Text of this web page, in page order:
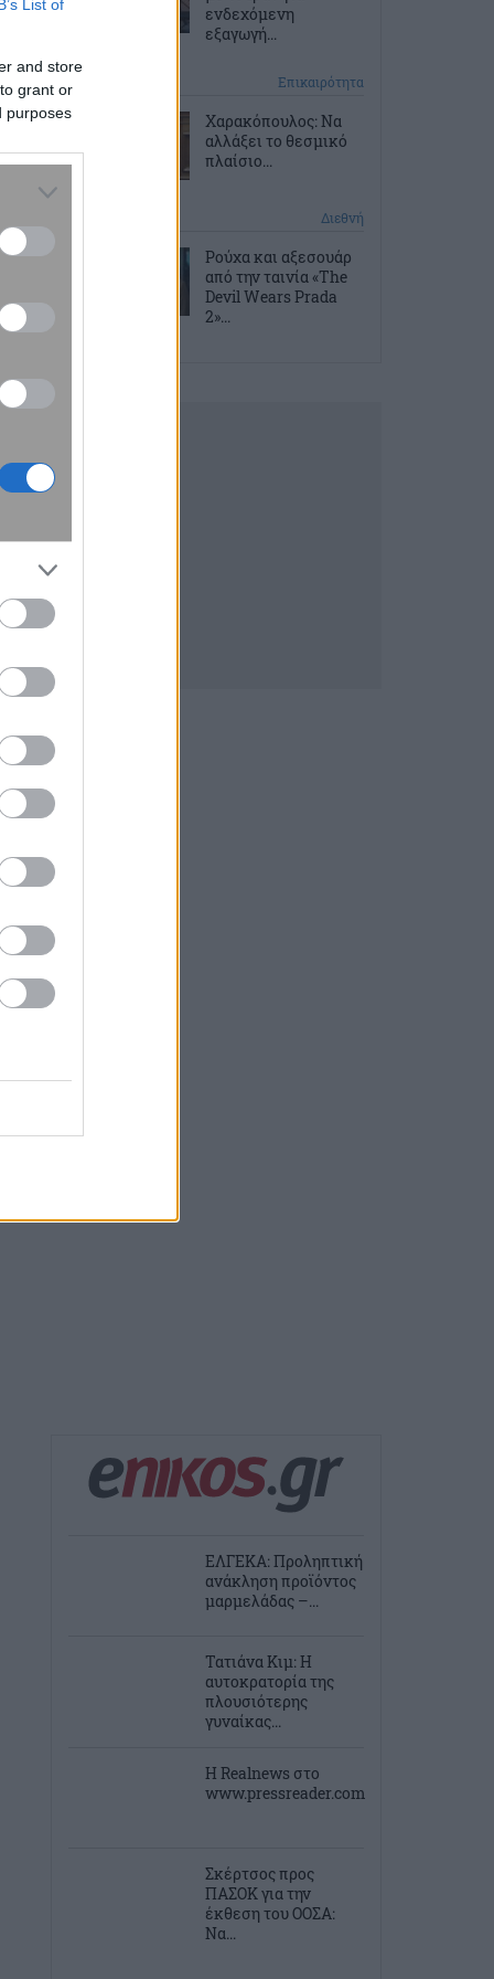
List of
and store
grant or
purposes
ενδεχόμενη
εξαγωγή...
Επικαιρότητα
Χαρακόπουλος: Να
αλλάξει το θεσμικό
πλαίσιο...
Διεθνή
Ρούχα και αξεσουάρ
από την ταινία «The
Devil Wears Prada
2»...
ΕΛΓΕΚΑ: Προληπτική
ανάκληση προϊόντος
μαρμελάδας –...
Τατιάνα Κιμ: Η
αυτοκρατορία της
πλουσιότερης
γυναίκας...
Η Realnews στο
www.pressreader.com
Σκέρτσος προς
ΠΑΣΟΚ για την
έκθεση του ΟΟΣΑ:
Να...